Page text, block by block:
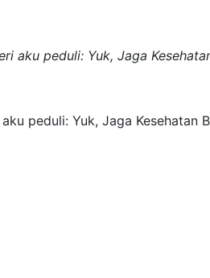
aku peduli: Yuk, Jaga
peduli: Yuk, Jaga Kesehatan